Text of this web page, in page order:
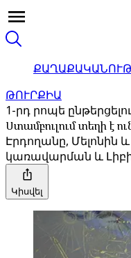
ԹՈՒՐՔԻԱ
1-րդ րոպե
Ստամբուլում տեղի է
Էրդողանը, Մելոնին
կառավարման և
Կիսվել